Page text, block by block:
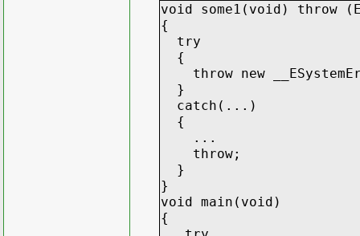
void some1(void) throw
{
try
{
throw new
}
catch(...)
{
...
throw;
}
}
void main(void)
{